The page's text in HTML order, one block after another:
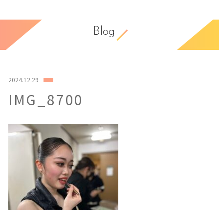
Blog
2024.12.29
IMG_8700